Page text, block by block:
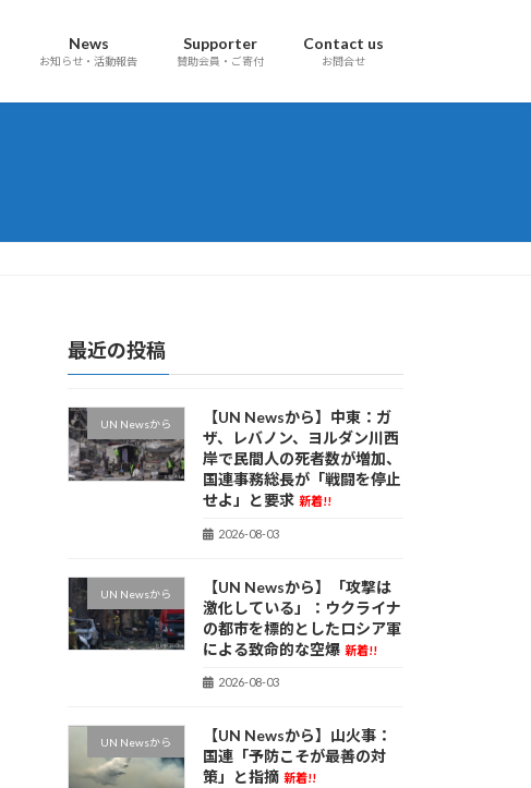
News
お知らせ・活動報告
Supporter
賛助会員・ご寄付
Contact us
お問合せ
最近の投稿
UN Newsから
【UN Newsから】中東：ガ
ザ、レバノン、ヨルダン川西
岸で民間人の死者数が増加、
国連事務総長が「戦闘を停止
せよ」と要求 新着!!
2026-08-03
UN Newsから
【UN Newsから】「攻撃は
激化している」：ウクライナ
の都市を標的としたロシア軍
による致命的な空爆 新着!!
2026-08-03
UN Newsから
【UN Newsから】山火事：
国連「予防こそが最善の対
策」と指摘 新着!!